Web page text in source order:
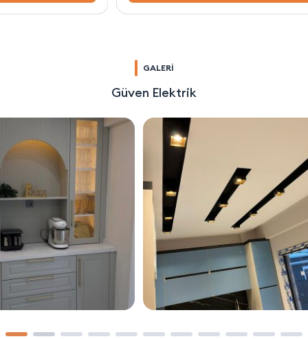
GALERİ
Güven Elektrik